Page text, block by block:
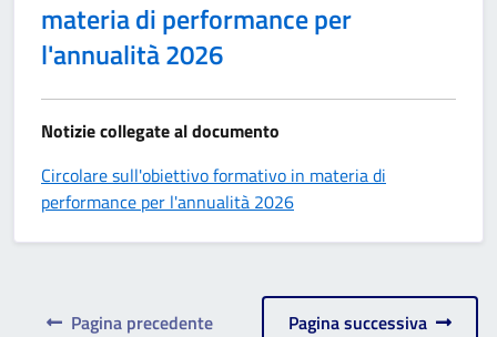
materia di performance per
l'annualità 2026
Notizie collegate al documento
Circolare sull'obiettivo formativo in materia di
performance per l'annualità 2026
Pagina precedente Pagina successiva